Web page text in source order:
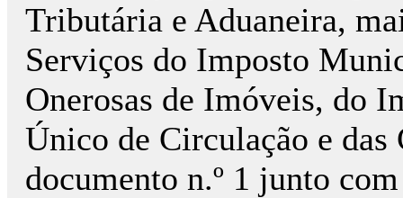
Tributária e Aduaneira,
Serviços do Imposto
Onerosas de Imóveis, do
Único de Circulação e
documento n.º 1 junto